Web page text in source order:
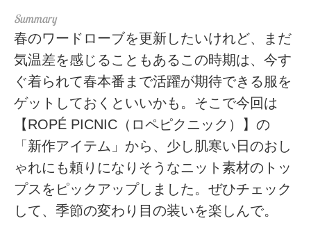
春のワードローブを更新したいけれど、まだ
気温差を感じることもあるこの時期は、今す
ぐ着られて春本番まで活躍が期待できる服を
ゲットしておくといいかも。そこで今回は
【ROPÉ PICNIC（ロペピクニック）】の
「新作アイテム」から、少し肌寒い日のおし
ゃれにも頼りになりそうなニット素材のトッ
プスをピックアップしました。ぜひチェック
して、季節の変わり目の装いを楽しんで。